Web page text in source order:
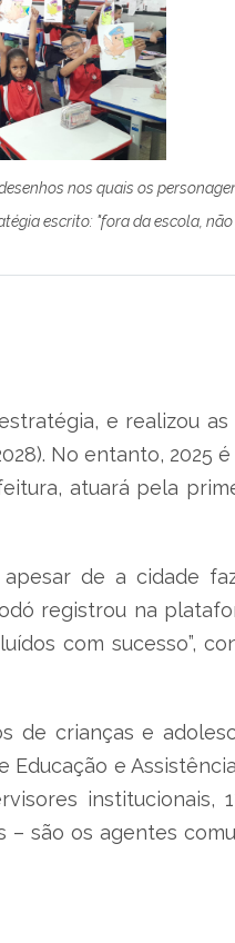
nos quais os
escrito: "fora da escola, não
e realizou as
No entanto, 2025
atuará pela
de a cidade
registrou na
com sucesso”,
de crianças e
e
institucionais,
são os agentes